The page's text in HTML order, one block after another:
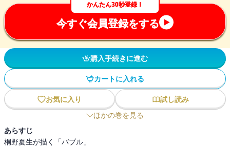
かんたん30秒登録！
今すぐ会員登録をする
購入手続きに進む
カートに入れる
お気に入り
試し読み
ほかの巻を見る
あらすじ
桐野夏生が描く「バブル」